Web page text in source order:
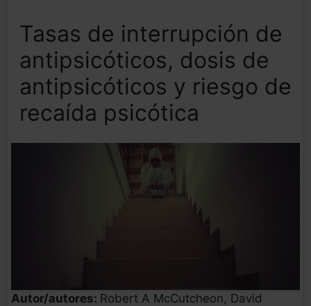
Tasas de interrupción de
antipsicóticos, dosis de
antipsicóticos y riesgo de
recaída psicótica
Autor/autores: Robert A McCutcheon, David